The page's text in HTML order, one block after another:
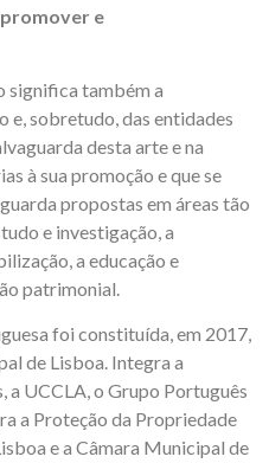
e
significa também a
e, sobretudo, das entidades
desta arte e na
à sua promoção e que se
propostas em áreas tão
e investigação, a
a educação e
patrimonial.
foi constituída, em 2017,
de Lisboa. Integra a
a UCCLA, o Grupo Português
a Proteção da Propriedade
e a Câmara Municipal de